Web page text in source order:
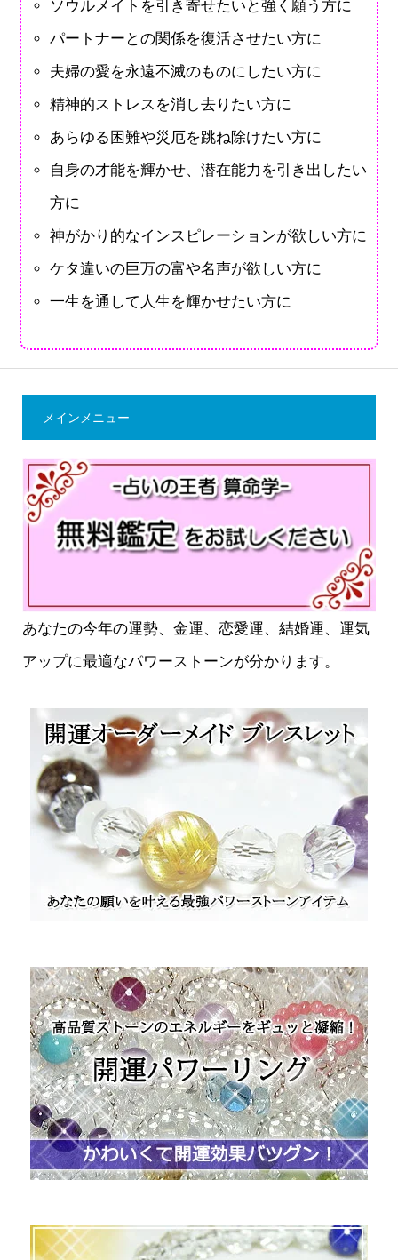
ソウルメイトを引き寄せたいと強く願う方に
パートナーとの関係を復活させたい方に
夫婦の愛を永遠不滅のものにしたい方に
精神的ストレスを消し去りたい方に
あらゆる困難や災厄を跳ね除けたい方に
自身の才能を輝かせ、潜在能力を引き出したい
方に
神がかり的なインスピレーションが欲しい方に
ケタ違いの巨万の富や名声が欲しい方に
一生を通して人生を輝かせたい方に
メインメニュー
あなたの今年の運勢、金運、恋愛運、結婚運、運気
アップに最適なパワーストーンが分かります。